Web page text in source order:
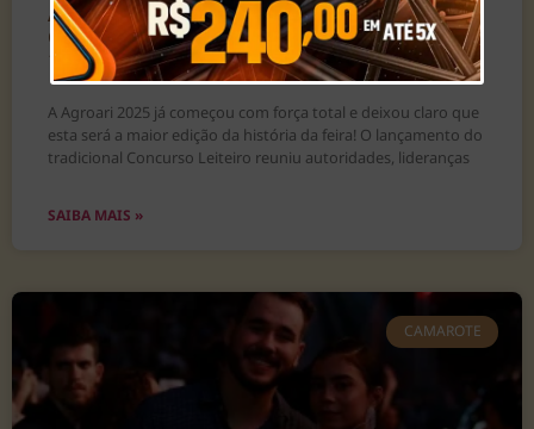
AGROARI 2025 DÁ A LARGADA COM O MAIOR
CONCURSO LEITEIRO DO BRASIL: MAIS DE R$
150 MIL EM PRÊMIOS
A Agroari 2025 já começou com força total e deixou claro que
esta será a maior edição da história da feira! O lançamento do
tradicional Concurso Leiteiro reuniu autoridades, lideranças
SAIBA MAIS »
CAMAROTE